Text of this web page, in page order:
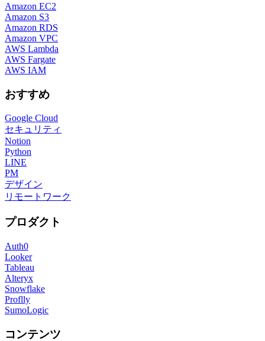
Amazon EC2
Amazon S3
Amazon RDS
Amazon VPC
AWS Lambda
AWS Fargate
AWS IAM
おすすめ
Google Cloud
セキュリティ
Notion
Python
LINE
PM
デザイン
リモートワーク
プロダクト
Auth0
Looker
Tableau
Alteryx
Snowflake
Proflly
SumoLogic
コンテンツ